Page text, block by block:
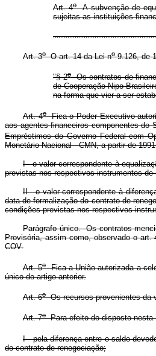
Art. 4oA subvenção de
sujeitas as instituições
Art. 3oO art. 14 da Lei no9.126, de
"§ 2oOs contratos de
de Cooperação Nipo-
na forma que vier a ser
Art. 4oFica o Poder Executivo
aos agentes financeiros componentes do
Empréstimos do Governo Federal com
Monetário Nacional - CMN, a partir de
I - o valor correspondente à
previstas nos respectivos instrumentos de
II - o valor correspondente à
data de formalização do contrato de
condições previstas nos respectivos
Parágrafo único. Os contratos
Provisória, assim como, observado o
COV.
Art. 5oFica a União autorizada a
único do artigo anterior.
Art. 6oOs recursos provenientes da
Art. 7oPara efeito do disposto nesta
I - pela diferença entre o saldo
do contrato de renegociação;